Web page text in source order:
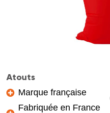
Atouts
Marque française
Fabriquée en France